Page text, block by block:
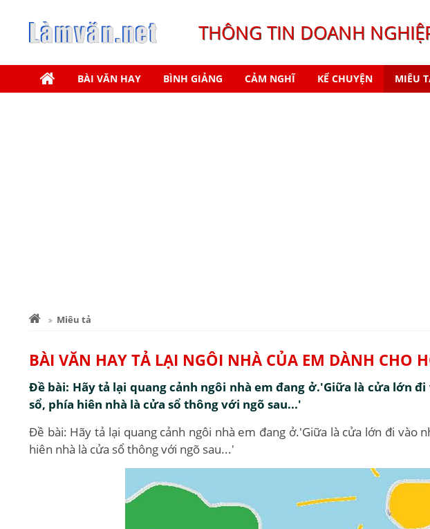
THÔNG TIN DOANH
BÀI VĂN HAY BÌNH GIẢNG CẢM NGHĨ KỂ CHUYỆN MIÊU
Miêu tả
BÀI VĂN HAY TẢ LẠI NGÔI NHÀ CỦA EM DÀNH CHO
Đề bài: Hãy tả lại quang cảnh ngôi nhà em đang ở.'Giữa là cửa lớn
sổ, phía hiên nhà là cửa sổ thông với ngõ sau...'
Đề bài: Hãy tả lại quang cảnh ngôi nhà em đang ở.'Giữa là cửa lớn đi vào
hiên nhà là cửa sổ thông với ngõ sau...'